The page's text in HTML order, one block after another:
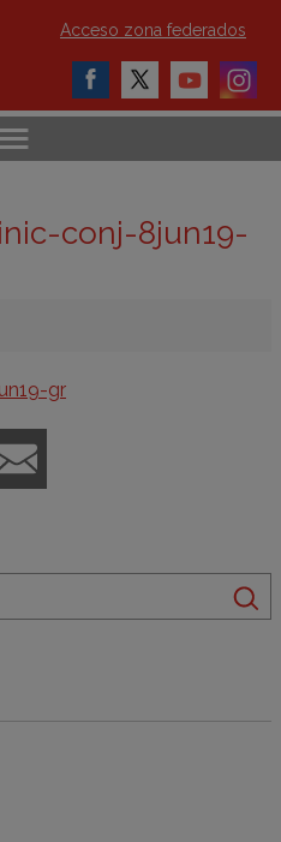
Acceso zona federados
conj-8jun19-
gr